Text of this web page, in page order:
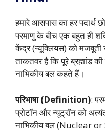
हमारे आसपास का हर पदार्थ
परमाणु के बीच एक बहुत ही
केंद्र (न्यूक्लियस) को मजबूती
ताकतवर है कि पूरे ब्रह्मांड
नाभिकीय बल कहते हैं।
परिभाषा (Definition):
प्रोटॉन और न्यूट्रॉन को
नाभिकीय बल (Nuclear